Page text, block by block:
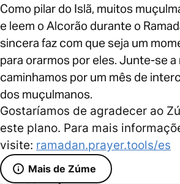
Como pilar do Islã, muitos
e leem o Alcorão durante o
sincera faz com que seja um
para orarmos por eles. Junte-se
caminhamos por um mês de
dos muçulmanos.
Gostaríamos de agradecer ao
este plano. Para mais
visite: ramadan.prayer.tools/es
Mais de Zúme